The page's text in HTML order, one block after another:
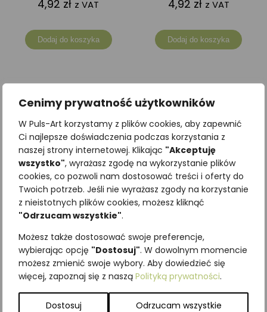
Cenimy prywatność użytkowników
W Puls-Art korzystamy z plików cookies, aby zapewnić
Ci najlepsze doświadczenia podczas korzystania z
naszej strony internetowej. Klikając "Akceptuję
wszystko", wyrażasz zgodę na wykorzystanie plików
cookies, co pozwoli nam dostosować treści i oferty do
Twoich potrzeb. Jeśli nie wyrażasz zgody na korzystanie
z nieistotnych plików cookies, możesz kliknąć
"Odrzucam wszystkie".
Możesz także dostosować swoje preferencje,
wybierając opcję "Dostosuj". W dowolnym momencie
możesz zmienić swoje wybory. Aby dowiedzieć się
więcej, zapoznaj się z naszą Polityką prywatności.
Dostosuj Odrzucam wszystkie
4,92 zł z VAT
Dodaj do koszyka
4,92 zł z VAT
Dodaj do koszyka
Zakładka edukacyjna
RZEKOTKA DRZEWNA
3,69zł z VAT
Zakładka edukacyjna
MNOGOOCZAK IKAR
3,69zł z VAT